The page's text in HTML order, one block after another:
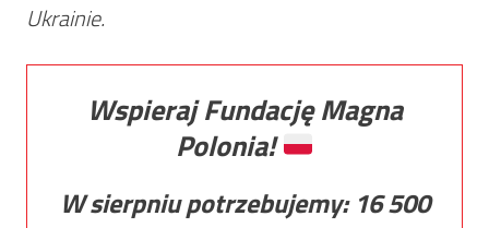
Ukrainie.
Wspieraj Fundację Magna
Polonia!
W sierpniu potrzebujemy: 16 500